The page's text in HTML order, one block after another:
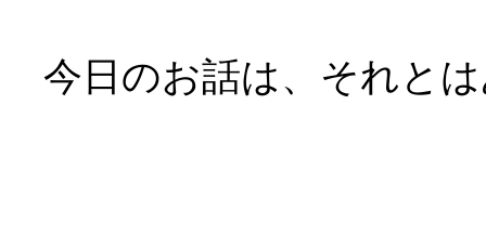
今日のお話は、それと